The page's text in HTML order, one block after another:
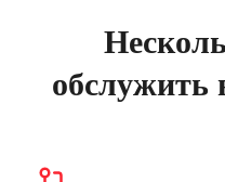
обслужить